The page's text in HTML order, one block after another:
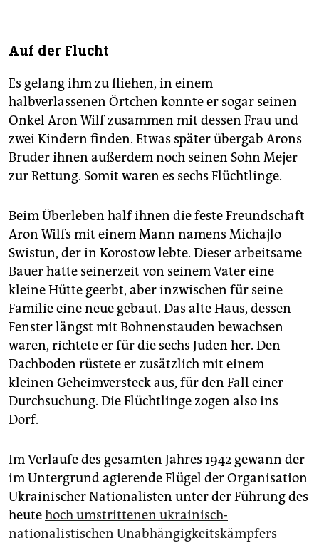
Auf der Flucht
Es gelang ihm zu fliehen, in einem
halbverlassenen Örtchen konnte er sogar seinen
Onkel Aron Wilf zusammen mit dessen Frau und
zwei Kindern finden. Etwas später übergab Arons
Bruder ihnen außerdem noch seinen Sohn Mejer
zur Rettung. Somit waren es sechs Flüchtlinge.
Beim Überleben half ihnen die feste Freundschaft
Aron Wilfs mit einem Mann namens Michajlo
Swistun, der in Korostow lebte. Dieser arbeitsame
Bauer hatte seinerzeit von seinem Vater eine
kleine Hütte geerbt, aber inzwischen für seine
Familie eine neue gebaut. Das alte Haus, dessen
Fenster längst mit Bohnenstauden bewachsen
waren, richtete er für die sechs Juden her. Den
Dachboden rüstete er zusätzlich mit einem
kleinen Geheimversteck aus, für den Fall einer
Durchsuchung. Die Flüchtlinge zogen also ins
Dorf.
Im Verlaufe des gesamten Jahres 1942 gewann der
im Untergrund agierende Flügel der Organisation
Ukrainischer Nationalisten unter der Führung des
heutehoch umstrittenen ukrainisch-
nationalistischen Unabhängigkeitskämpfers